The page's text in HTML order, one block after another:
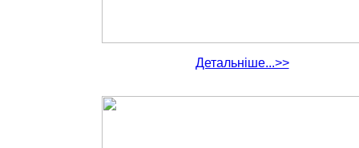
Детальніше...>>